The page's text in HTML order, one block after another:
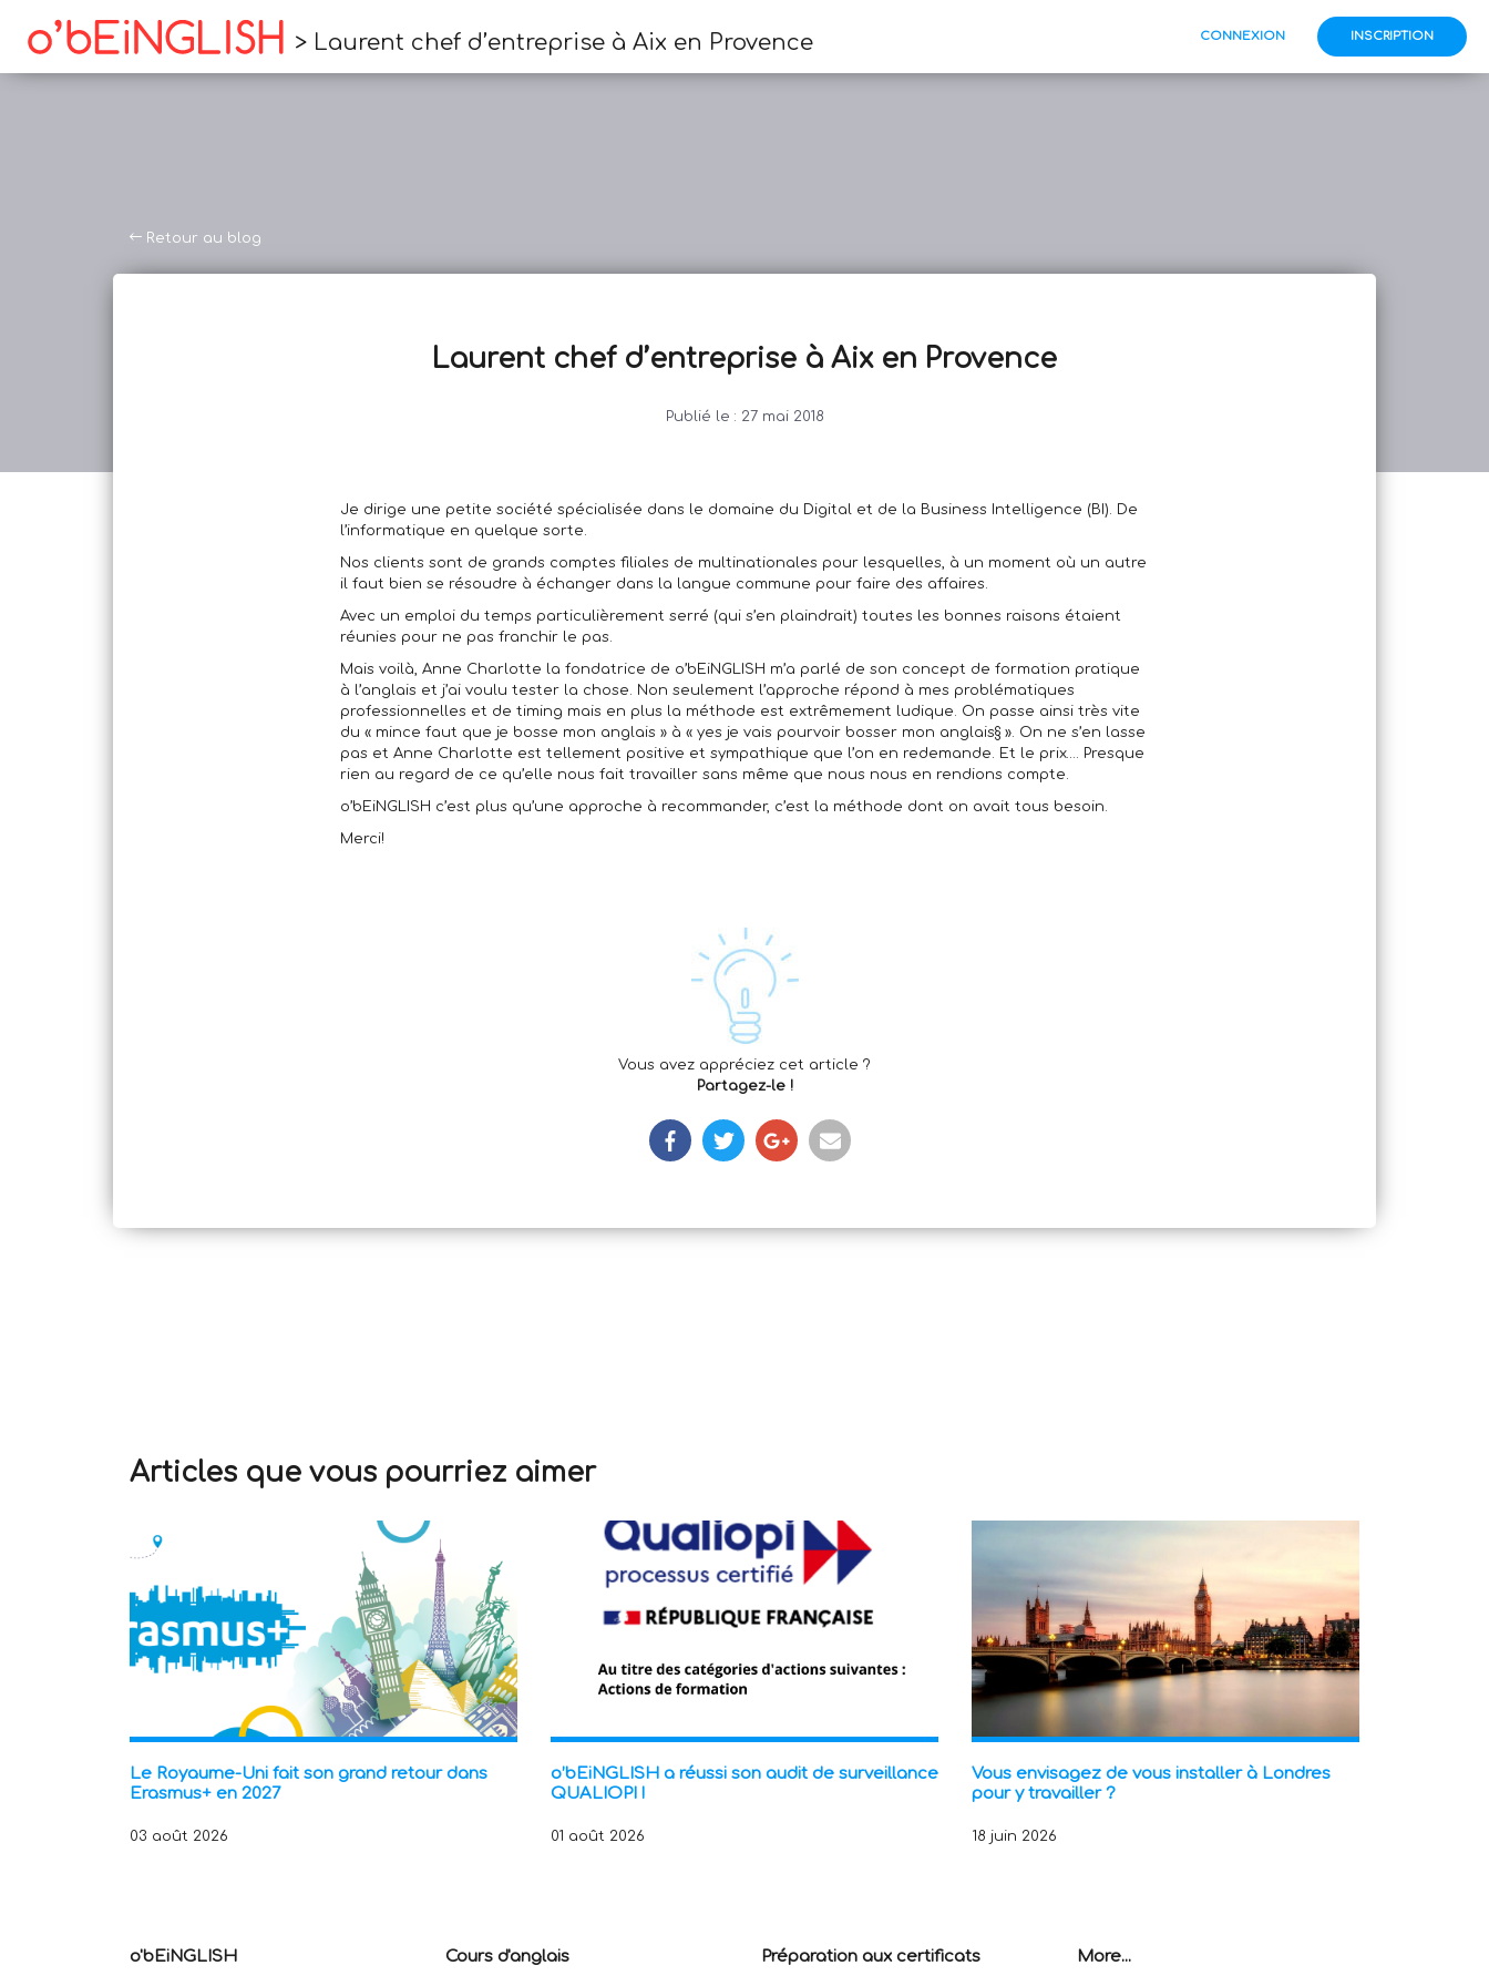
> Laurent chef d’entreprise à Aix en Provence CONNEXION INSCRIPTION
Retour au blog
Laurent chef d’entreprise à Aix en Provence
Publié le : 27 mai 2018
Je dirige une petite société spécialisée dans le domaine du Digital et de la Business Intelligence (BI). De
l’informatique en quelque sorte.
Nos clients sont de grands comptes filiales de multinationales pour lesquelles, à un moment où un autre
il faut bien se résoudre à échanger dans la langue commune pour faire des affaires.
Avec un emploi du temps particulièrement serré (qui s’en plaindrait) toutes les bonnes raisons étaient
réunies pour ne pas franchir le pas.
Mais voilà, Anne Charlotte la fondatrice de o’bEiNGLISH m’a parlé de son concept de formation pratique
à l’anglais et j’ai voulu tester la chose. Non seulement l’approche répond à mes problématiques
professionnelles et de timing mais en plus la méthode est extrêmement ludique. On passe ainsi très vite
du « mince faut que je bosse mon anglais » à « yes je vais pourvoir bosser mon anglais§ ». On ne s’en lasse
pas et Anne Charlotte est tellement positive et sympathique que l’on en redemande. Et le prix…. Presque
rien au regard de ce qu’elle nous fait travailler sans même que nous nous en rendions compte.
o’bEiNGLISH c’est plus qu’une approche à recommander, c’est la méthode dont on avait tous besoin.
Merci!
Vous avez appréciez cet article ?
Partagez-le !
Articles que vous pourriez aimer
Le Royaume-Uni fait son grand retour dans
Erasmus+ en 2027
03 août 2026
o’bEiNGLISH a réussi son audit de surveillance
QUALIOPI !
01 août 2026
Vous envisagez de vous installer à Londres
pour y travailler ?
18 juin 2026
o'bEiNGLISH Cours d'anglais Préparation aux certificats More...